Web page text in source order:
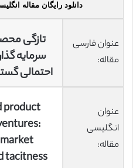
دانلود رایگان مقاله
عنوان فارسی
مقاله:
تازگی
سرمایه
احتمالی
عنوان
انگلیسی
مقاله:
product
tacitness